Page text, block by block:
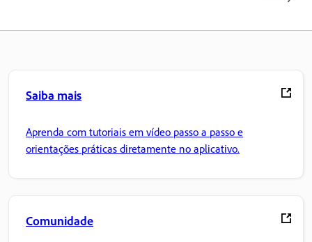
Saiba mais
Aprenda com tutoriais em vídeo passo a passo e
orientações práticas diretamente no aplicativo.
Comunidade